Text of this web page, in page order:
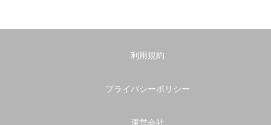
利用規約
プライバシーポリシー
運営会社